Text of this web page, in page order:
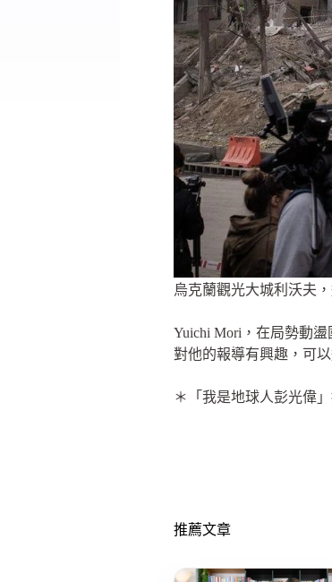
烏克蘭觀光大城利沃夫
Yuichi Mori，在局勢動
對他的報導有興趣，可以
＊「我是地球人彭光偉
推薦文章